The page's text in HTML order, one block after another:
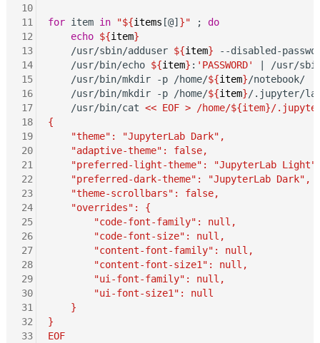
10
11
12
13
14
15
16
17
18
19
20
21
22
23
24
25
26
27
28
29
30
31
32
33
for item in "${items [@] }" ; do
echo ${item}
    /usr/sbin/adduser
${item} --disabled-
    /usr/bin/echo
${item} : 'PASSWORD'
| /usr/
    /usr/bin/mkdir -p /home/
${item}/notebook/
    /usr/bin/mkdir -p /home/
${item}/.jupyter/
    /usr/bin/cat
<< EOF > /home/${item}/
{
    "theme": "JupyterLab Dark",
    "adaptive-theme": false,
"preferred-light-theme": "JupyterLab
    "preferred-dark-theme": "JupyterLab Dark",
    "theme-scrollbars": false,
    "overrides": {
        "code-font-family": null,
        "code-font-size": null,
        "content-font-family": null,
        "content-font-size1": null,
        "ui-font-family": null,
        "ui-font-size1": null
    }
}
EOF